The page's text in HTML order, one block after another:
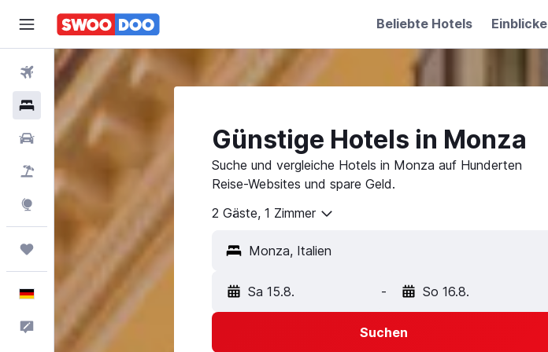
Beliebte Hotels Einblicke
Flüge
Hotels
Mietwagen
Pauschalreisen
Deutsch
Feedback
Günstige Hotels in Monza
Suche und vergleiche Hotels in Monza auf Hunderten
Reise-Websites und spare Geld.
2 Gäste, 1 Zimmer
Sa 15.8. - So 16.8.
Suchen